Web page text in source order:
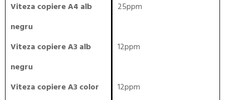
Viteza copiere A4 alb
negru
25ppm
Viteza copiere A3 alb
negru
12ppm
Viteza copiere A3 color
12ppm